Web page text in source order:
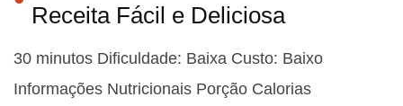
Receita Fácil e Deliciosa
30 minutos Dificuldade: Baixa Custo: Baixo
Informações Nutricionais Porção Calorias